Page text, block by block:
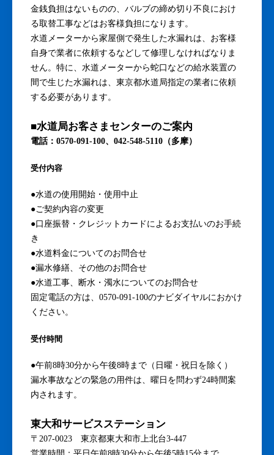
金銭負担はないものの、バルブの締め切り不良におけ
る取替工事などはお客様負担になります。
水道メーターから家屋側で発生した水漏れは、お客様
自身で業者に依頼するなどして修理しなければなりま
せん。特に、水道メーターから蛇口などの給水装置の
間で生じた水漏れは、東京都水道局指定の業者に依頼
する必要があります。
■水道局お客さまセンターのご案内
電話：0570-091-100、042-548-5110（多摩）
受付内容
●水道の使用開始・使用中止
●ご契約内容の変更
●口座振替・クレジットカードによるお支払いのお手続
き
●水道料金についてのお問合せ
●漏水修繕、その他のお問合せ
●水道工事、断水・濁水についてのお問合せ
固定電話の方は、0570-091-100のナビダイヤルにおかけ
ください。
受付時間
●午前8時30分から午後8時まで（日曜・祝日を除く）
漏水事故などの緊急の用件は、曜日を問わず24時間案
内されます。
東大和サービスステーション
〒207-0023 東京都東大和市上北台3-447